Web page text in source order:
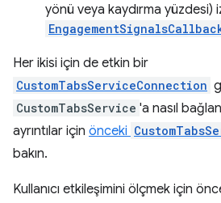
yönü veya kaydırma yüzdesi)
Her ikisi için de etkin bir
CustomTabsServiceConnection
CustomTabsService 'a nasıl
ayrıntılar için önceki
bakın.
Kullanıcı etkileşimini ölçmek için